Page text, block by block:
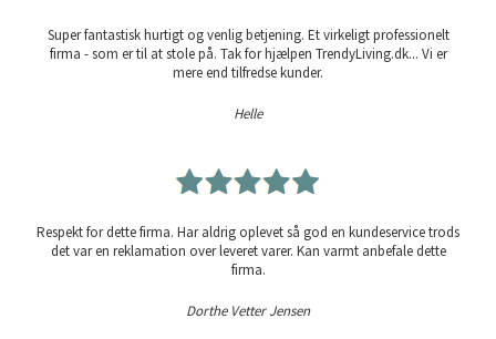
Super fantastisk hurtigt og venlig betjening. Et virkeligt professionelt
firma - som er til at stole på. Tak for hjælpen TrendyLiving.dk... Vi er
mere end tilfredse kunder.
Helle
Respekt for dette firma. Har aldrig oplevet så god en kundeservice trods
det var en reklamation over leveret varer. Kan varmt anbefale dette
firma.
Dorthe Vetter Jensen